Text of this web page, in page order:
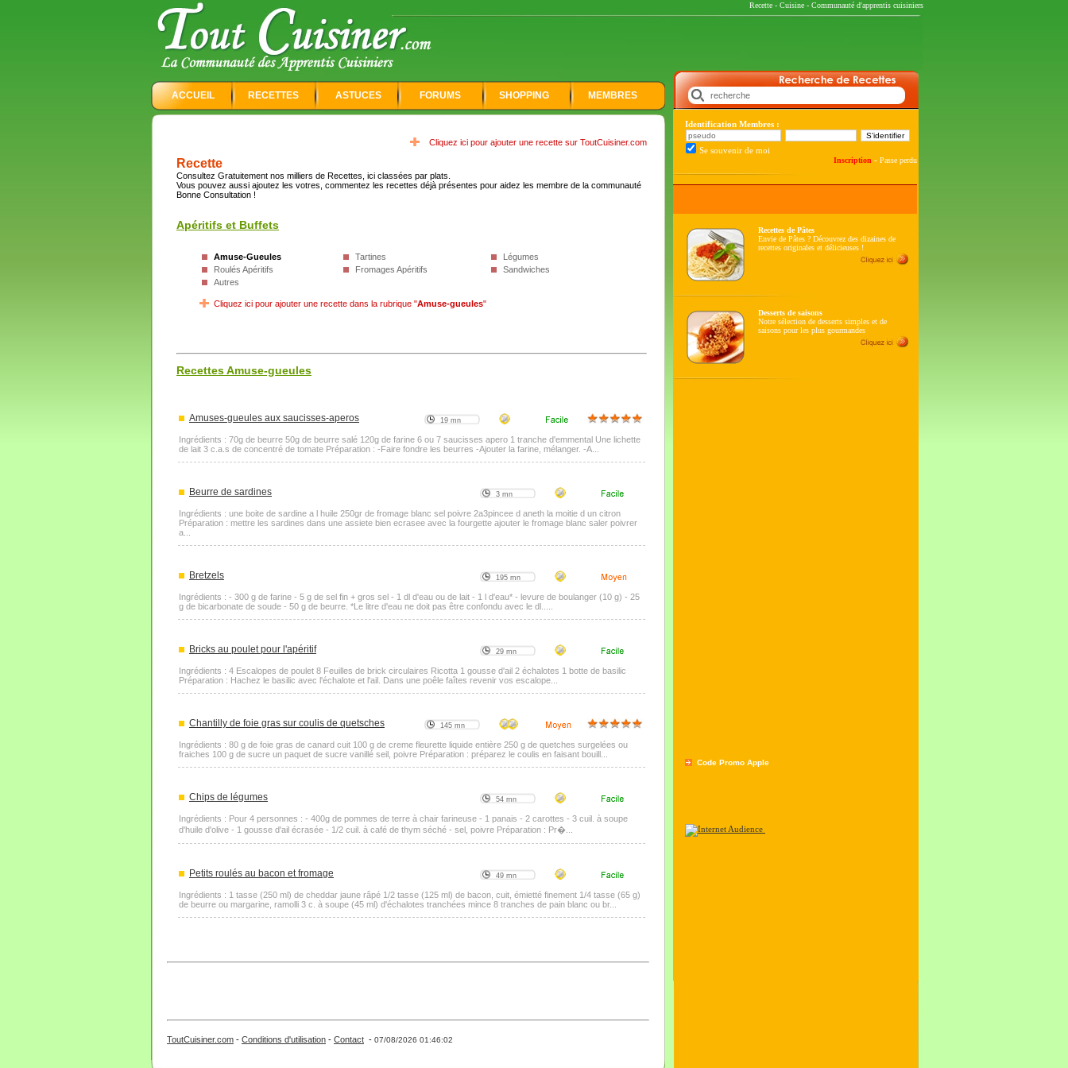
Recette - Cuisine - Communauté d'apprentis cuisiniers
ACCUEIL RECETTES ASTUCES FORUMS SHOPPING MEMBRES
Identification Membres :
Se souvenir de moi
Inscription - Passe perdu
Recettes de Pâtes
Envie de Pâtes ? Découvrez des dizaines de
recettes originales et délicieuses !
Desserts de saisons
Notre sélection de desserts simples et de
saisons pour les plus gourmandes
Cliquez ici pour ajouter une recette sur ToutCuisiner.com
Recette
Consultez Gratuitement nos milliers de Recettes, ici classées par plats.
Vous pouvez aussi ajoutez les votres, commentez les recettes déjà présentes pour aidez les membre de la communauté
Bonne Consultation !
Apéritifs et Buffets
Amuse-Gueules Tartines
Légumes
Roulés Apéritifs
Fromages Apéritifs
Sandwiches
Autres
Cliquez ici pour ajouter une recette dans la rubrique "Amuse-gueules"
Recettes Amuse-gueules
Amuses-gueules aux saucisses-aperos 19 mn
Ingrédients : 70g de beurre 50g de beurre salé 120g de farine 6 ou 7 saucisses apero 1 tranche d'emmental Une lichette
de lait 3 c.a.s de concentré de tomate Préparation : -Faire fondre les beurres -Ajouter la farine, mélanger. -A...
Beurre de sardines 3 mn
Ingrédients : une boite de sardine a l huile 250gr de fromage blanc sel poivre 2a3pincee d aneth la moitie d un citron
Préparation : mettre les sardines dans une assiete bien ecrasee avec la fourgette ajouter le fromage blanc saler poivrer
a...
Bretzels 195 mn
Ingrédients : - 300 g de farine - 5 g de sel fin + gros sel - 1 dl d'eau ou de lait - 1 l d'eau* - levure de boulanger (10 g) - 25
g de bicarbonate de soude - 50 g de beurre. *Le litre d'eau ne doit pas être confondu avec le dl.....
Bricks au poulet pour l'apéritif 29 mn
Ingrédients : 4 Escalopes de poulet 8 Feuilles de brick circulaires Ricotta 1 gousse d'ail 2 échalotes 1 botte de basilic
Préparation : Hachez le basilic avec l'échalote et l'ail. Dans une poêle faîtes revenir vos escalope...
Chantilly de foie gras sur coulis de quetsches 145 mn
Ingrédients : 80 g de foie gras de canard cuit 100 g de creme fleurette liquide entière 250 g de quetches surgelées ou
fraiches 100 g de sucre un paquet de sucre vanillé seil, poivre Préparation : préparez le coulis en faisant bouill...
Chips de légumes 54 mn
Ingrédients : Pour 4 personnes : - 400g de pommes de terre à chair farineuse - 1 panais - 2 carottes - 3 cuil. à soupe
d'huile d'olive - 1 gousse d'ail écrasée - 1/2 cuil. à café de thym séché - sel, poivre Préparation : Pr�...
Petits roulés au bacon et fromage 49 mn
Ingrédients : 1 tasse (250 ml) de cheddar jaune râpé 1/2 tasse (125 ml) de bacon, cuit, émietté finement 1/4 tasse (65 g)
de beurre ou margarine, ramolli 3 c. à soupe (45 ml) d'échalotes tranchées mince 8 tranches de pain blanc ou br...
ToutCuisiner.com - Conditions d'utilisation - Contact - 07/08/2026 01:46:02
Code Promo Apple